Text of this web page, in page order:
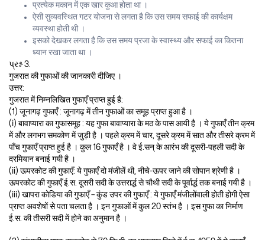
प्रत्येक मकान में एक खार कुआ होता था ।
ऐसी सुव्यवस्थित गटर योजना से लगता है कि उस समय सफाई की कार्यक्षम
व्यवस्था होती थी ।
इसको देखकर लगता है कि उस समय प्रजा के स्वास्थ्य और सफाई का कितना
ध्यान रखा जाता था ।
પ્રશ્ન 3.
गुजरात की गुफाओं की जानकारी दीजिए ।
उत्तर:
गुजरात में निम्नलिखित गुफाएँ प्राप्त हुई है:
(1) जूनागढ़ गुफाएँ : जूनागढ़ में तीन गुफाओं का समूह प्राप्त हुआ है ।
(i) बावाप्यारा का गुफासमूह : यह गुफा बावाप्यारा के मठ के पास आयी है । ये गुफाएँ तीन क्रम
में और लगभग समकोण में जुड़ी है । पहले क्रम में चार, दूसरे क्रम में सात और तीसरे क्रम में
पाँच गुफाएँ प्राप्त हुई है । कुल 16 गुफाएँ है । वे ई.सन् के आरंभ की दूसरी-पहली सदी के
दरमियान बनाई गयी है ।
(ii) ऊपरकोट की गुफाएँ: ये गुफाएँ दो मंजीलें थी, नीचे-ऊपर जाने की सोपान श्रेणी है ।
ऊपरकोट की गुफाएँ ई.स. दूसरी सदी के उत्तरार्द्ध से चौथी सदी के पूर्वार्द्ध तक बनाई गयी है ।
(iii) खापरा कोडिया की गुफाएँ – कुंड उपर की गुफाएँ : ये गुफाएँ मंजीलोंवाली होती होगी ऐसा
प्राप्त अवशेषों से पता चलता है । इन गुफाओं में कुल 20 स्तंभ है । इस गुफा का निर्माण
ई.स. की तीसरी सदी में होने का अनुमान है ।